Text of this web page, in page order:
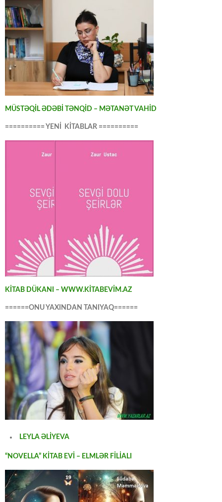
MÜSTƏQİL ƏDƏBİ TƏNQİD – MƏTANƏT VAHİD
========== YENİ KİTABLAR ==========
KİTAB DÜKANI – WWW.KİTABEVİM.AZ
======ONU YAXINDAN TANIYAQ======
LEYLA ƏLİYEVA
“NOVELLA” KİTAB EVİ – ELMLƏR FİLİALI